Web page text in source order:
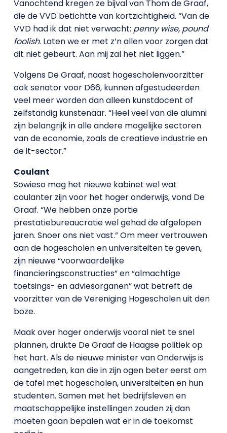
Vanochtend kregen ze bijval van Thom de Graaf,
die de VVD betichtte van kortzichtigheid. “Van de
VVD had ik dat niet verwacht: penny wise, pound
foolish. Laten we er met z’n allen voor zorgen dat
dit niet gebeurt. Aan mij zal het niet liggen.”
Volgens De Graaf, naast hogescholenvoorzitter
ook senator voor D66, kunnen afgestudeerden
veel meer worden dan alleen kunstdocent of
zelfstandig kunstenaar. “Heel veel van die alumni
zijn belangrijk in alle andere mogelijke sectoren
van de economie, zoals de creatieve industrie en
de it-sector.”
Coulant
Sowieso mag het nieuwe kabinet wel wat
coulanter zijn voor het hoger onderwijs, vond De
Graaf. “We hebben onze portie
prestatiebureaucratie wel gehad de afgelopen
jaren. Snoer ons niet vast.” Om meer vertrouwen
aan de hogescholen en universiteiten te geven,
zijn nieuwe “voorwaardelijke
financieringsconstructies” en “almachtige
toetsings- en adviesorganen” wat betreft de
voorzitter van de Vereniging Hogescholen uit den
boze.
Maak over hoger onderwijs vooral niet te snel
plannen, drukte De Graaf de Haagse politiek op
het hart. Als de nieuwe minister van Onderwijs is
aangetreden, kan die in zijn ogen beter eerst om
de tafel met hogescholen, universiteiten en hun
studenten. Samen met het bedrijfsleven en
maatschappelijke instellingen zouden zij dan
moeten gaan bepalen wat er in de toekomst